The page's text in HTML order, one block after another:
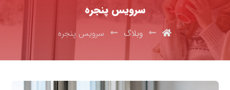
سرویس پنجره
وبلاگ سرویس پنجره